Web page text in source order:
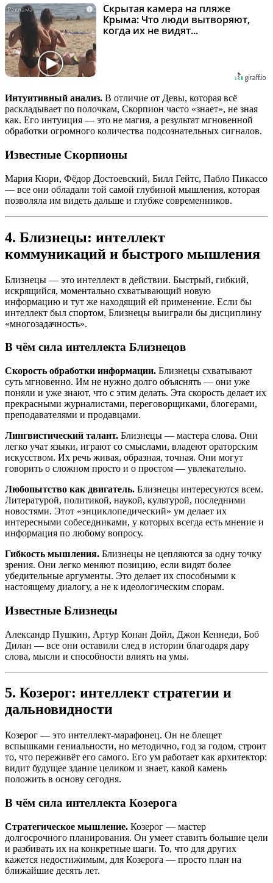
i
Скрытая камера на пляже
Крыма: Что люди вытворяют,
когда их не видят...
Интуитивный анализ. В отличие от Девы, которая всё
раскладывает по полочкам, Скорпион часто «знает», не зная
как. Его интуиция — это не магия, а результат мгновенной
обработки огромного количества подсознательных сигналов.
Известные Скорпионы
Мария Кюри, Фёдор Достоевский, Билл Гейтс, Пабло Пикассо
— все они обладали той самой глубиной мышления, которая
позволяла им видеть дальше и глубже современников.
4. Близнецы: интеллект
коммуникаций и быстрого мышления
Близнецы — это интеллект в действии. Быстрый, гибкий,
искрящийся, моментально схватывающий новую
информацию и тут же находящий ей применение. Если бы
интеллект был спортом, Близнецы выиграли бы дисциплину
«многозадачность».
В чём сила интеллекта Близнецов
Скорость обработки информации. Близнецы схватывают
суть мгновенно. Им не нужно долго объяснять — они уже
поняли и уже знают, что с этим делать. Эта скорость делает их
прекрасными журналистами, переговорщиками, блогерами,
преподавателями и продавцами.
Лингвистический талант. Близнецы — мастера слова. Они
легко учат языки, играют со смыслами, владеют ораторским
искусством. Их речь живая, образная, точная. Они могут
говорить о сложном просто и о простом — увлекательно.
Любопытство как двигатель. Близнецы интересуются всем.
Литературой, политикой, наукой, культурой, последними
новостями. Этот «энциклопедический» ум делает их
интересными собеседниками, у которых всегда есть мнение и
информация по любому вопросу.
Гибкость мышления. Близнецы не цепляются за одну точку
зрения. Они легко меняют позицию, если видят более
убедительные аргументы. Это делает их способными к
настоящему диалогу, а не к идеологическим спорам.
Известные Близнецы
Александр Пушкин, Артур Конан Дойл, Джон Кеннеди, Боб
Дилан — все они оставили след в истории благодаря дару
слова, мысли и способности влиять на умы.
5. Козерог: интеллект стратегии и
дальновидности
Козерог — это интеллект-марафонец. Он не блещет
вспышками гениальности, но методично, год за годом, строит
то, что переживёт его самого. Его ум работает как архитектор:
видит будущее здание целиком и знает, какой камень
положить в основу сегодня.
В чём сила интеллекта Козерога
Стратегическое мышление. Козерог — мастер
долгосрочного планирования. Он умеет ставить большие цели
и разбивать их на конкретные шаги. То, что для других
кажется недостижимым, для Козерога — просто план на
ближайшие десять лет.